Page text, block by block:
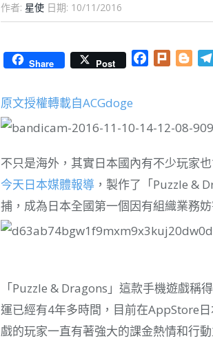
作者: 星使 日期: 10/11/2016
Share Post Facebook
Plurk
原文授權轉載自ACGdoge
不只是海外，其實日本國內有不少玩家
今天日本媒體報導 ，製作了「Puzzle &
捕，成為日本全國第一個因有組織業務
「Puzzle & Dragons」這款手機遊戲稱
運已經有4年多時間，目前在AppStore
戲的玩家一直有著強大的課金熱情和行